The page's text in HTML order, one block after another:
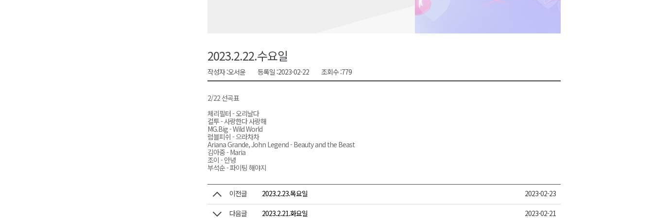
삼척 공공산후조리원 이전 시급
강원자치도교육청 교감급 이상 387명 인사
2023.2.22.수요일
작성자 :오서윤 등록일 :2023-02-22 조회수 :779
2/22 선곡표
체리필터 - 오리날다
컬투 - 사랑한다 사랑해
MG.Big - Wild World
럼블피쉬 - 으라차차
Ariana Grande, John Legend - Beauty and the Beast
김아중 - Maria
조이 - 안녕
부석순 - 파이팅 해야지
이전글 2023.2.23.목요일 2023-02-23
다음글 2023.2.21.화요일 2023-02-21